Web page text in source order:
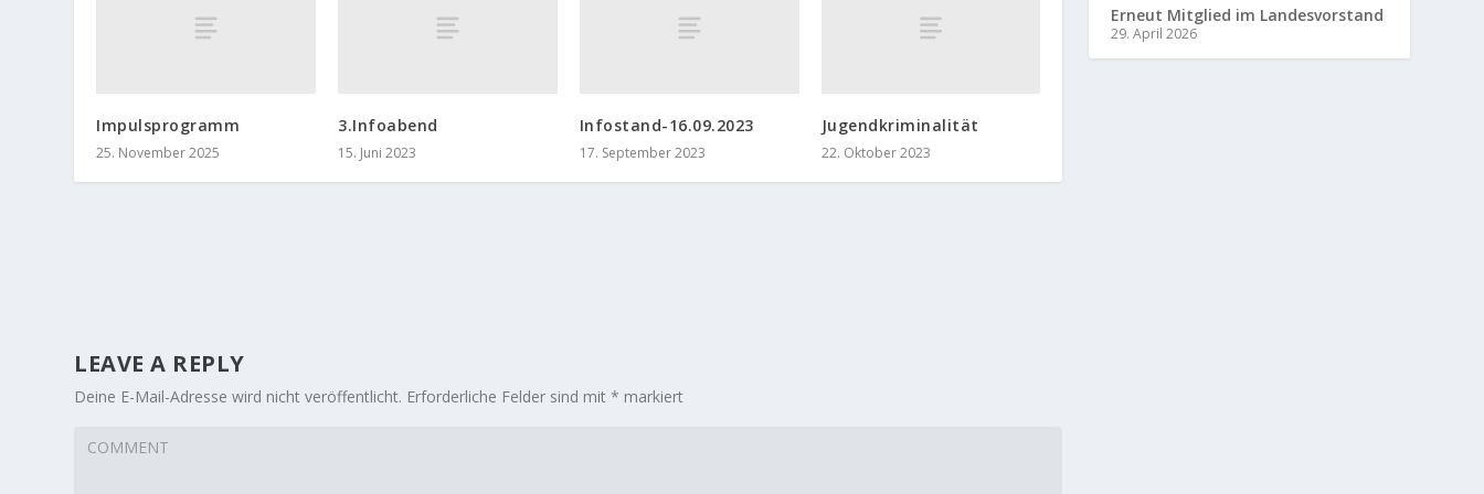
Impulsprogramm
25. November 2025
3.Infoabend
15. Juni 2023
Infostand-16.09.2023
17. September 2023
Jugendkriminalität
22. Oktober 2023
LEAVE A REPLY
Deine E-Mail-Adresse wird nicht veröffentlicht. Erforderliche Felder sind mit* markiert
Erneut Mitglied im Landesvorstand
29. April 2026